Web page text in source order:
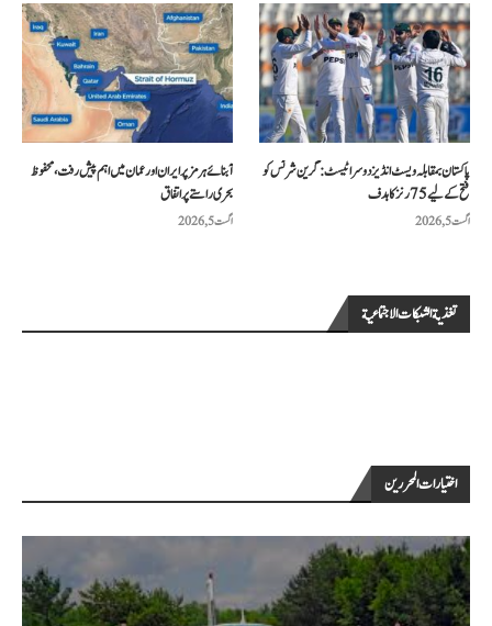
آبنائے ہرمز پر ایران اور عمان میں اہم پیش رفت، محفوظ
بحری راستے پر اتفاق
اگست 5, 2026
پاکستان بمقابلہ ویسٹ انڈیز دوسرا ٹیسٹ: گرین شرٹس کو
فتح کے لیے 75 رنز کا ہدف
اگست 5, 2026
تغذية الشبكات الاجتماعية
اختيارات المحررين